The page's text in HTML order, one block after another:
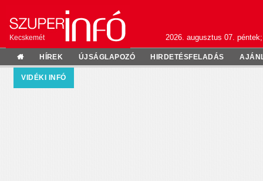
Kecskemét 2026. augusztus 07.
HÍREK ÚJSÁGLAPOZÓ HIRDETÉSFELADÁS
VIDÉKI INFÓ